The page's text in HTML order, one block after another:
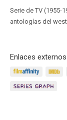
Serie de TV (1955-
antologías del
Enlaces externos